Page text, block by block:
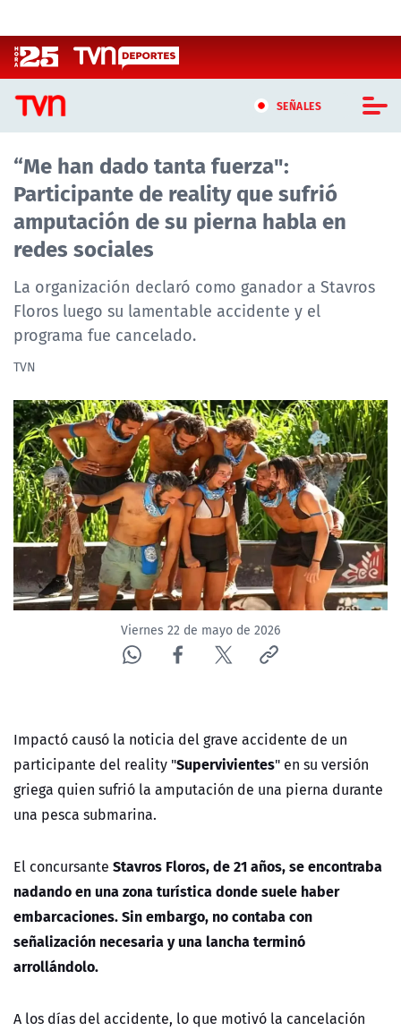
SEÑALES
CASTING MASTERCHEF CHILE
CASTING TVN VERTICAL
TVN VERTICAL
TVN PLAY
PROGRAMAS
TELESERIES
NTV
ACTUALIDAD Y TENDENCIAS
CORPORATIVO Y TRANSPARENCIA
CANAL DE DENUNCIAS
ÁREA DE PROYECTOS
“Me han dado tanta fuerza":
Participante de reality que sufrió
amputación de su pierna habla en
redes sociales
La organización declaró como ganador a Stavros
Floros luego su lamentable accidente y el
programa fue cancelado.
TVN
Viernes 22 de mayo de 2026
Impactó causó la noticia del grave accidente de un
participante del reality "Supervivientes" en su versión
griega quien sufrió la amputación de una pierna durante
una pesca submarina.
El concursante Stavros Floros, de 21 años, se encontraba
nadando en una zona turística donde suele haber
embarcaciones. Sin embargo, no contaba con
señalización necesaria y una lancha terminó
arrollándolo.
A los días del accidente, lo que motivó la cancelación